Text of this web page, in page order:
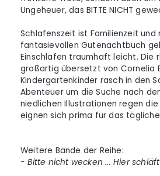
Ungeheuer, das BITTE NICHT
Schlafenszeit ist Familienzeit und
fantasievollen Gutenachtbuch
Einschlafen traumhaft leicht. Die
großartig übersetzt von Cornelia
Kindergartenkinder rasch in den
Abenteuer um die Suche nach
niedlichen Illustrationen regen
eignen sich prima für das
Weitere Bände der Reihe:
- Bitte nicht wecken ... Hier